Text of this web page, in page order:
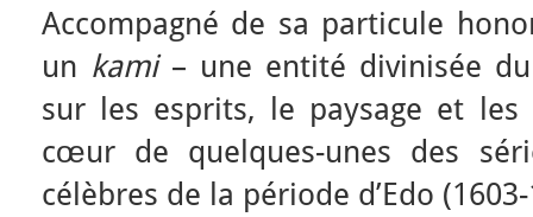
Accompagné de sa particule
un kami – une entité divinisée
sur les esprits, le paysage et
cœur de quelques-unes des
célèbres de la période d’Edo